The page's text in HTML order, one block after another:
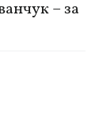
– за